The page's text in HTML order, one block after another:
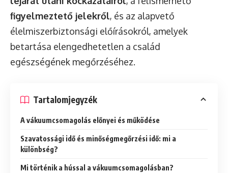
figyelmeztető jelekről, és az alapvető
élelmiszerbiztonsági előírásokról, amelyek
betartása elengedhetetlen a család
egészségének megőrzéséhez.
Tartalomjegyzék
A vákuumcsomagolás előnyei és működése
Szavatossági idő és minőségmegőrzési idő: mi a
különbség?
Mi történik a hússal a vákuumcsomagolásban?